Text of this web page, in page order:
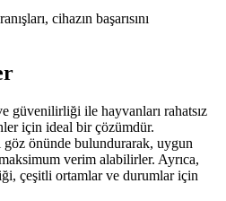
cihazın başarısını
güvenilirliği ile hayvanları rahatsız
için ideal bir çözümdür.
göz önünde bulundurarak, uygun
verim alabilirler. Ayrıca,
çeşitli ortamlar ve durumlar için